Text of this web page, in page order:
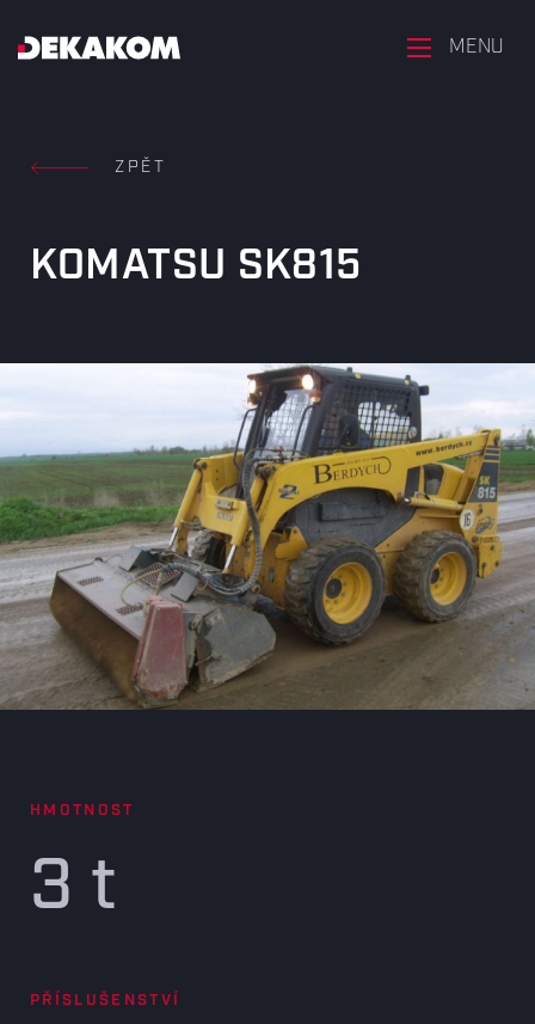
KOMATSU SK815
ZPĚT
HMOTNOST
3 t
PŘÍSLUŠENSTVÍ
MENU